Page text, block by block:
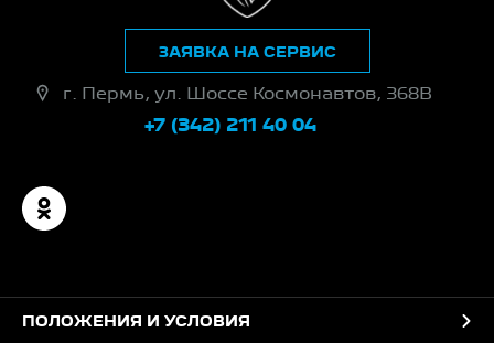
г. Пермь, ул. Шоссе Космонавтов, 368В
+7 (342) 211 40 04
ЗАЯВКА НА СЕРВИС
ПОЛОЖЕНИЯ И УСЛОВИЯ